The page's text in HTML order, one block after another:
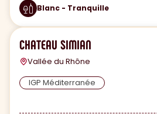
Blanc - Tranquille
CHATEAU SIMIAN
Vallée du Rhône
IGP Méditerranée